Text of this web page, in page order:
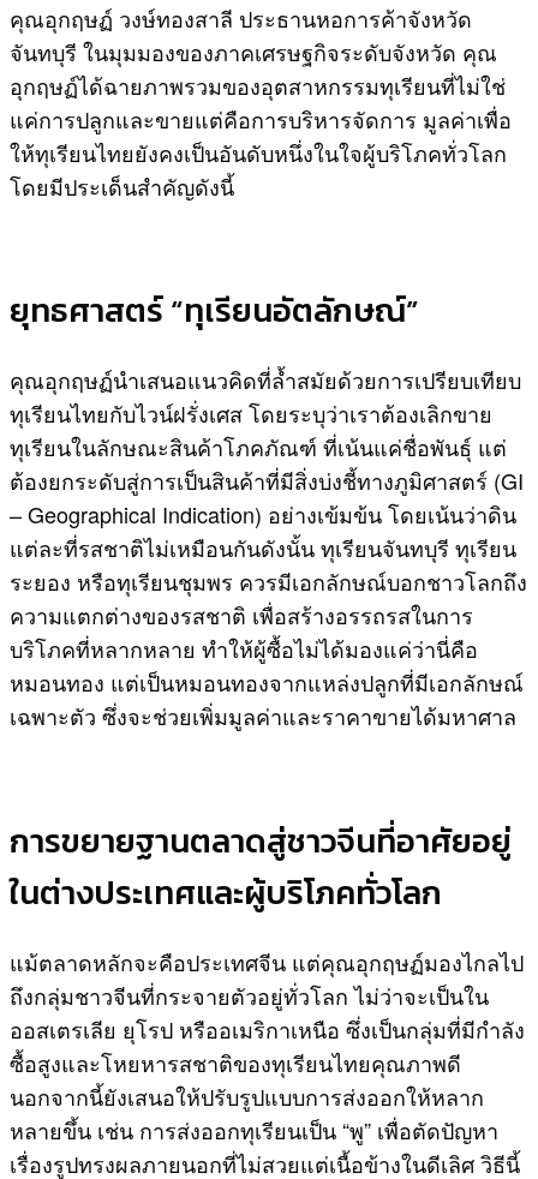
คุณอุกฤษฏ์ วงษ์ทองสาลี ประธานหอการค้าจังหวัด
จันทบุรี ในมุมมองของภาคเศรษฐกิจระดับจังหวัด คุณ
อุกฤษฏ์ได้ฉายภาพรวมของอุตสาหกรรมทุเรียนที่ไม่ใช่
แค่การปลูกและขายแต่คือการบริหารจัดการ มูลค่าเพื่อ
ให้ทุเรียนไทยยังคงเป็นอันดับหนึ่งในใจผู้บริโภคทั่วโลก
โดยมีประเด็นสำคัญดังนี้
ยุทธศาสตร์ “ทุเรียนอัตลักษณ์”
คุณอุกฤษฏ์นำเสนอแนวคิดที่ล้ำสมัยด้วยการเปรียบเทียบ
ทุเรียนไทยกับไวน์ฝรั่งเศส โดยระบุว่าเราต้องเลิกขาย
ทุเรียนในลักษณะสินค้าโภคภัณฑ์ ที่เน้นแค่ชื่อพันธุ์ แต่
ต้องยกระดับสู่การเป็นสินค้าที่มีสิ่งบ่งชี้ทางภูมิศาสตร์ (GI
– Geographical Indication) อย่างเข้มข้น โดยเน้นว่าดิน
แต่ละที่รสชาติไม่เหมือนกันดังนั้น ทุเรียนจันทบุรี ทุเรียน
ระยอง หรือทุเรียนชุมพร ควรมีเอกลักษณ์บอกชาวโลกถึง
ความแตกต่างของรสชาติ เพื่อสร้างอรรถรสในการ
บริโภคที่หลากหลาย ทำให้ผู้ซื้อไม่ได้มองแค่ว่านี่คือ
หมอนทอง แต่เป็นหมอนทองจากแหล่งปลูกที่มีเอกลักษณ์
เฉพาะตัว ซึ่งจะช่วยเพิ่มมูลค่าและราคาขายได้มหาศาล
การขยายฐานตลาดสู่ชาวจีนที่อาศัยอยู่
ในต่างประเทศและผู้บริโภคทั่วโลก
แม้ตลาดหลักจะคือประเทศจีน แต่คุณอุกฤษฏ์มองไกลไป
ถึงกลุ่มชาวจีนที่กระจายตัวอยู่ทั่วโลก ไม่ว่าจะเป็นใน
ออสเตรเลีย ยุโรป หรืออเมริกาเหนือ ซึ่งเป็นกลุ่มที่มีกำลัง
ซื้อสูงและโหยหารสชาติของทุเรียนไทยคุณภาพดี
นอกจากนี้ยังเสนอให้ปรับรูปแบบการส่งออกให้หลาก
หลายขึ้น เช่น การส่งออกทุเรียนเป็น “พู” เพื่อตัดปัญหา
เรื่องรูปทรงผลภายนอกที่ไม่สวยแต่เนื้อข้างในดีเลิศ วิธีนี้